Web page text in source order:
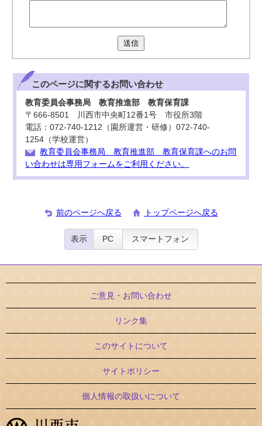
送信
このページに関するお問い合わせ
教育委員会事務局 教育推進部 教育保育課
〒666-8501 川西市中央町12番1号 市役所3階
電話：072-740-1212（園所運営・研修）072-740-
1254（学校運営）
教育委員会事務局 教育推進部 教育保育課へのお問
い合わせは専用フォームをご利用ください。
前のページへ戻る トップページへ戻る
表示 PC スマートフォン
ご意見・お問い合わせ
リンク集
このサイトについて
サイトポリシー
個人情報の取扱いについて